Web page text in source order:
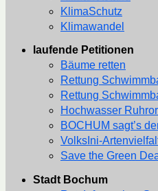
KlimaSchutz
Klimawandel
laufende Petitionen
Bäume retten
Rettung
Rettung
Hochwasser
BOCHUM sagt’s
VolksIni-
Save the Green
Stadt Bochum